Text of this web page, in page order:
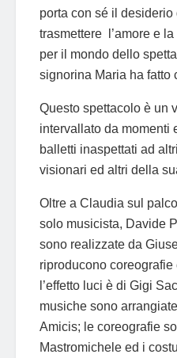
porta con sé il desiderio
trasmettere l’amore e
per il mondo dello
signorina Maria ha fatto
Questo spettacolo è un
intervallato da momenti
balletti inaspettati ad
visionari ed altri della
Oltre a Claudia sul
solo musicista, Davide
sono realizzate da
riproducono coreografie
l’effetto luci è di Gigi
musiche sono
Amicis; le coreografie
Mastromichele ed i